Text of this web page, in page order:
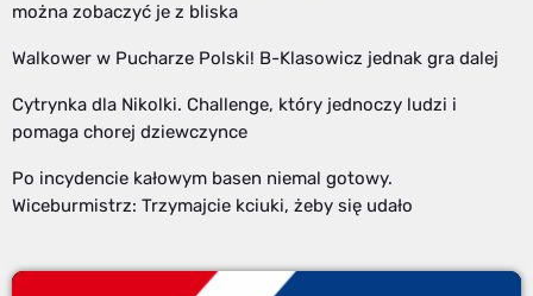
można zobaczyć je z bliska
Walkower w Pucharze Polski! B-Klasowicz jednak gra dalej
Cytrynka dla Nikolki. Challenge, który jednoczy ludzi i
pomaga chorej dziewczynce
Po incydencie kałowym basen niemal gotowy.
Wiceburmistrz: Trzymajcie kciuki, żeby się udało